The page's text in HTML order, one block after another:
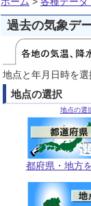
過去の気象デ
地点と年月日時を
地点の選択
地点の選
都府県・地方